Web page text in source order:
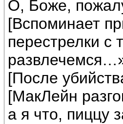
О, Боже,
[Вспоминает
перестрелки с
[После
[МакЛейн
а я что, пиццу